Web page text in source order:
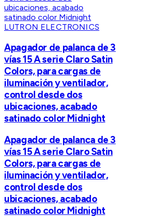
LUTRON ELECTRONICS
Apagador de palanca de 3
vías 15 A serie Claro Satin
Colors, para cargas de
iluminación y ventilador,
control desde dos
ubicaciones, acabado
satinado color Midnight
Apagador de palanca de 3
vías 15 A serie Claro Satin
Colors, para cargas de
iluminación y ventilador,
control desde dos
ubicaciones, acabado
satinado color Midnight